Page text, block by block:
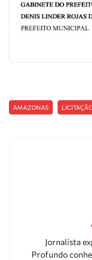
AMAZONAS
Jornalista
Profundo